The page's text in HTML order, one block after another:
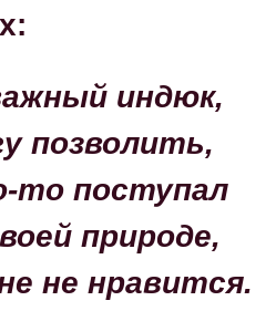
индюк,
позволить,
то поступал
природе,
не нравится.